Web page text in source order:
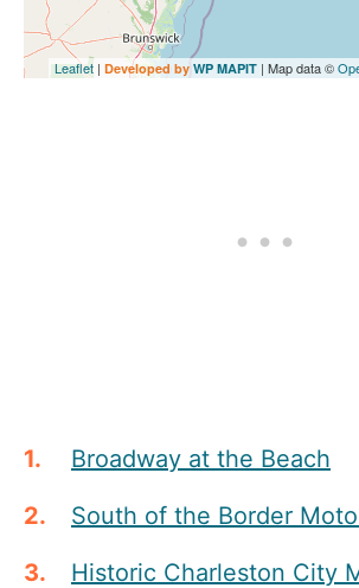
Leaflet | Developed by WP MAPIT | Map data ©
Broadway at the Beach
South of the Border
Historic Charleston City